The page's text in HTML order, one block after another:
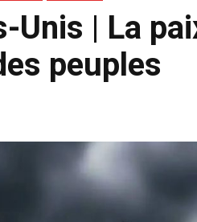
Unis | La
peuples